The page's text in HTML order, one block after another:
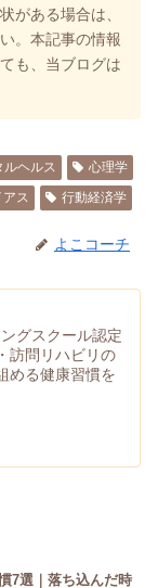
がある場合は、
。本記事の情報
も、当ブログは
ルヘルス
心理学
ス 行動経済学
よこコーチ
グスクール認定
訪問リハビリの
める健康習慣を
7選｜落ち込んだ時